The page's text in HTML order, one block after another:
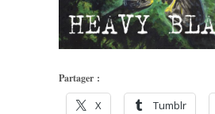
Partager :
X Tumblr